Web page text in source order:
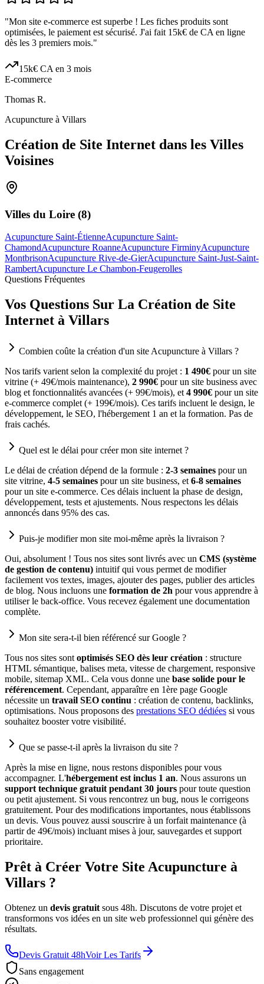
"Mon site e-commerce est superbe ! Les fiches produits sont
optimisées, le paiement est sécurisé. J'ai fait 15k€ de CA en ligne
dès les 3 premiers mois."
15k€ CA en 3 mois
E-commerce
Thomas R.
Acupuncture à Villars
Création de Site Internet dans les Villes
Voisines
Villes du Loire (8)
Acupuncture Saint-ÉtienneAcupuncture Saint-
ChamondAcupuncture RoanneAcupuncture FirminyAcupuncture
MontbrisonAcupuncture Rive-de-GierAcupuncture Saint-Just-Saint-
RambertAcupuncture Le Chambon-Feugerolles
Questions Fréquentes
Vos Questions Sur La Création de Site
Internet à Villars
Combien coûte la création d'un site Acupuncture à Villars ?
Nos tarifs varient selon la complexité du projet : 1 490€ pour un site
vitrine (+ 49€/mois maintenance), 2 990€ pour un site business avec
blog et fonctionnalités avancées (+ 99€/mois), et 4 990€ pour un site
e-commerce complet (+ 199€/mois). Ces tarifs incluent le design, le
développement, le SEO, l'hébergement 1 an et la formation. Pas de
frais cachés.
Quel est le délai pour créer mon site internet ?
Le délai de création dépend de la formule : 2-3 semaines pour un
site vitrine, 4-5 semaines pour un site business, et 6-8 semaines
pour un site e-commerce. Ces délais incluent la phase de design,
développement, tests et ajustements. Nous respectons les délais
annoncés dans 95% des cas.
Puis-je modifier mon site moi-même après la livraison ?
Oui, absolument ! Tous nos sites sont livrés avec un CMS (système
de gestion de contenu) intuitif qui vous permet de modifier
facilement vos textes, images, ajouter des pages, publier des articles
de blog. Nous incluons une formation de 2h pour vous apprendre à
utiliser le back-office. Vous recevez également une documentation
complète.
Mon site sera-t-il bien référencé sur Google ?
Tous nos sites sont optimisés SEO dès leur création : structure
HTML sémantique, balises meta, vitesse de chargement, responsive
mobile, sitemap XML. Cela vous donne une base solide pour le
référencement. Cependant, apparaître en 1ère page Google
nécessite un travail SEO continu : création de contenu, backlinks,
optimisations. Nous proposons des prestations SEO dédiées si vous
souhaitez booster votre visibilité.
Que se passe-t-il après la livraison du site ?
Après la mise en ligne, nous restons disponibles pour vous
accompagner. L'hébergement est inclus 1 an. Nous assurons un
support technique gratuit pendant 30 jours pour toute question
ou petit ajustement. Si vous rencontrez un bug, nous le corrigeons
gratuitement. Pour des modifications importantes, nous établissons
un devis. Vous pouvez aussi souscrire à un forfait maintenance (à
partir de 49€/mois) incluant mises à jour, sauvegardes et support
prioritaire.
Prêt à Créer Votre Site Acupuncture à
Villars ?
Obtenez un devis gratuit sous 48h. Discutons de votre projet et
transformons vos idées en un site web professionnel qui génère des
résultats.
Devis Gratuit 48hVoir Les Tarifs
Sans engagement